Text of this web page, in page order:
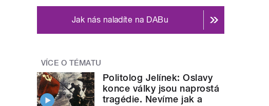
Jak nás naladíte na DABu
VÍCE O TÉMATU
Politolog Jelínek: Oslavy
konce války jsou naprostá
tragédie. Nevíme jak a